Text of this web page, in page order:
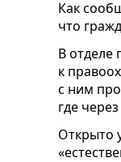
Как
что
В отделе
к
с ним
где
Открыто